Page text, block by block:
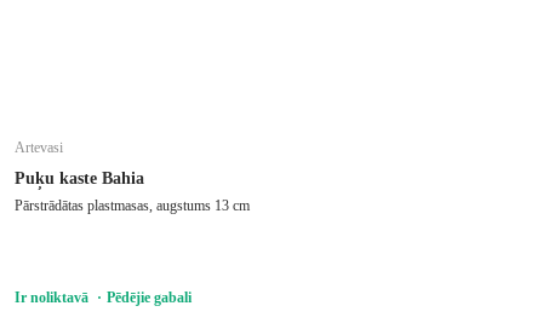
Artevasi
Puķu kaste Bahia
Pārstrādātas plastmasas, augstums 13 cm
Ir noliktavā Pēdējie gabali